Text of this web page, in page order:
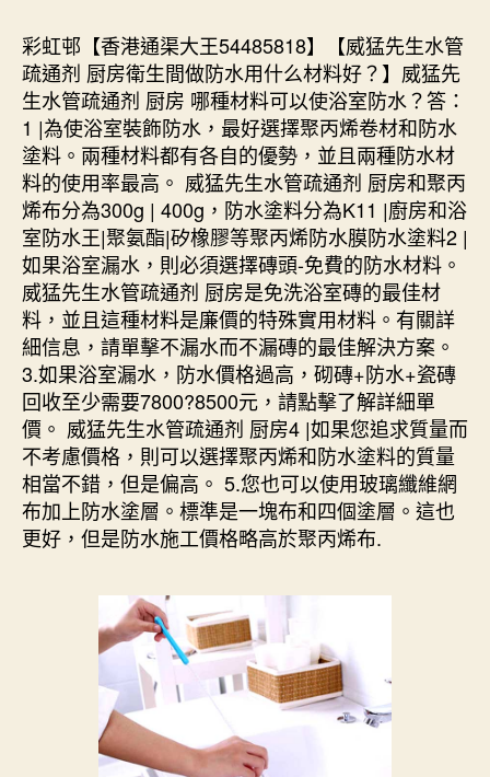
彩虹邨【香港通渠大王54485818】【威猛先生水管
疏通剂 厨房衛生間做防水用什么材料好？】威猛先
生水管疏通剂 厨房 哪種材料可以使浴室防水？答：
1 |為使浴室裝飾防水，最好選擇聚丙烯卷材和防水
塗料。兩種材料都有各自的優勢，並且兩種防水材
料的使用率最高。 威猛先生水管疏通剂 厨房和聚丙
烯布分為300g | 400g，防水塗料分為K11 |廚房和浴
室防水王|聚氨酯|矽橡膠等聚丙烯防水膜防水塗料2 |
如果浴室漏水，則必須選擇磚頭-免費的防水材料。
威猛先生水管疏通剂 厨房是免洗浴室磚的最佳材
料，並且這種材料是廉價的特殊實用材料。有關詳
細信息，請單擊不漏水而不漏磚的最佳解決方案。
3.如果浴室漏水，防水價格過高，砌磚+防水+瓷磚
回收至少需要7800?8500元，請點擊了解詳細單
價。 威猛先生水管疏通剂 厨房4 |如果您追求質量而
不考慮價格，則可以選擇聚丙烯和防水塗料的質量
相當不錯，但是偏高。 5.您也可以使用玻璃纖維網
布加上防水塗層。標準是一塊布和四個塗層。這也
更好，但是防水施工價格略高於聚丙烯布.